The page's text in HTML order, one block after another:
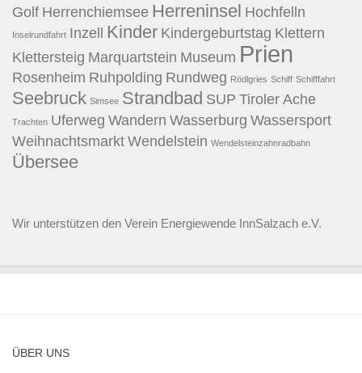
Golf Herrenchiemsee Herreninsel Hochfelln
Inselrundfahrt Inzell Kinder Kindergeburtstag Klettern
Klettersteig Marquartstein Museum Prien
Rosenheim Ruhpolding Rundweg Rödlgries Schiff Schifffahrt
Seebruck Simsee Strandbad SUP Tiroler Ache
Trachten Uferweg Wandern Wasserburg Wassersport
Weihnachtsmarkt Wendelstein Wendelsteinzahnradbahn
Übersee
Wir unterstützen den Verein Energiewende InnSalzach e.V.
ÜBER UNS